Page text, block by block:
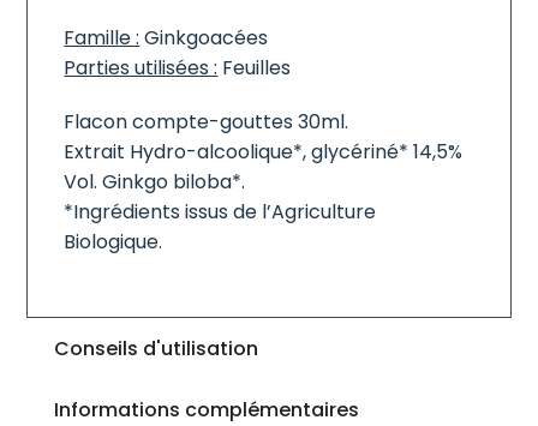
Famille : Ginkgoacées
Parties utilisées : Feuilles
Flacon compte-gouttes 30ml.
Extrait Hydro-alcoolique*, glycériné* 14,5%
Vol. Ginkgo biloba*.
*Ingrédients issus de l’Agriculture
Biologique.
Conseils d'utilisation
Informations complémentaires